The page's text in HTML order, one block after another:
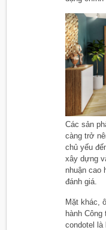
Các sản
càng trở
chủ yếu
xây dựng
nhuận cao
đánh giá.
Mặt khác,
hành
condotel là